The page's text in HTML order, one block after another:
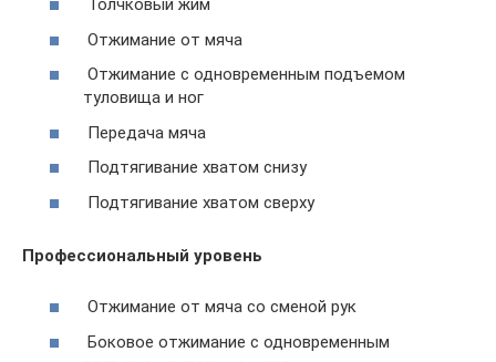
Толчковый жим
Отжимание от мяча
Отжимание с одновременным подъемом
туловища и ног
Передача мяча
Подтягивание хватом снизу
Подтягивание хватом сверху
Профессиональный уровень
Отжимание от мяча со сменой рук
Боковое отжимание с одновременным